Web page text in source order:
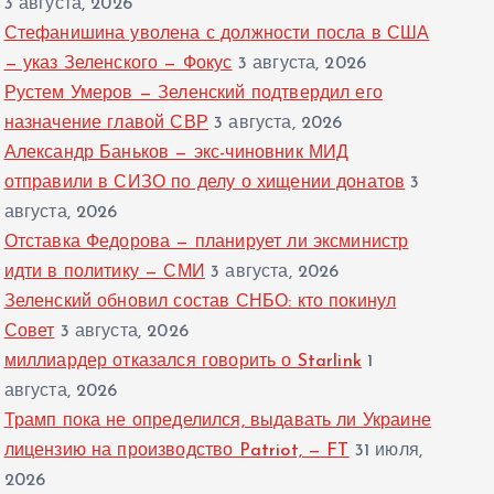
3 августа, 2026
Стефанишина уволена с должности посла в США
— указ Зеленского — Фокус 3 августа, 2026
Рустем Умеров — Зеленский подтвердил его
назначение главой СВР 3 августа, 2026
Александр Баньков — экс-чиновник МИД
отправили в СИЗО по делу о хищении донатов 3
августа, 2026
Отставка Федорова — планирует ли эксминистр
идти в политику — СМИ 3 августа, 2026
Зеленский обновил состав СНБО: кто покинул
Совет 3 августа, 2026
миллиардер отказался говорить о Starlink 1
августа, 2026
Трамп пока не определился, выдавать ли Украине
лицензию на производство Patriot, — FT
31 июля,
2026